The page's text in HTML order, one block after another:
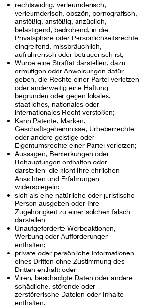
rechtswidrig, verleumderisch,
verleumderisch, obszön, pornografisch,
anstößig, anstößig, anzüglich,
belästigend, bedrohend, in die
Privatsphäre oder Persönlichkeitsrechte
eingreifend, missbräuchlich,
aufrührerisch oder betrügerisch ist;
Würde eine Straftat darstellen, dazu
ermutigen oder Anweisungen dafür
geben, die Rechte einer Partei verletzen
oder anderweitig eine Haftung
begründen oder gegen lokales,
staatliches, nationales oder
internationales Recht verstoßen;
Kann Patente, Marken,
Geschäftsgeheimnisse, Urheberrechte
oder andere geistige oder
Eigentumsrechte einer Partei verletzen;
Aussagen, Bemerkungen oder
Behauptungen enthalten oder
darstellen, die nicht Ihre ehrlichen
Ansichten und Erfahrungen
widerspiegeln;
sich als eine natürliche oder juristische
Person ausgeben oder Ihre
Zugehörigkeit zu einer solchen falsch
darstellen;
Unaufgeforderte Werbeaktionen,
Werbung oder Aufforderungen
enthalten;
private oder persönliche Informationen
eines Dritten ohne Zustimmung des
Dritten enthält; oder
Viren, beschädigte Daten oder andere
schädliche, störende oder
zerstörerische Dateien oder Inhalte
enthalten.